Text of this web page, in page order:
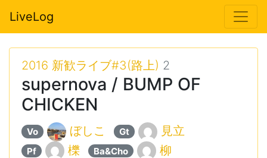
LiveLog
2016 新歓ライブ#3(路上) 2
supernova / BUMP OF
CHICKEN
Vo ぼしこ Gt 見立
Pf 櫟 Ba&Cho 柳